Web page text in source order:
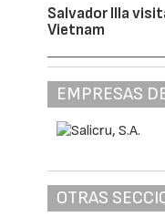
Salvador Illa
Vietnam
EMPRESAS
OTRAS